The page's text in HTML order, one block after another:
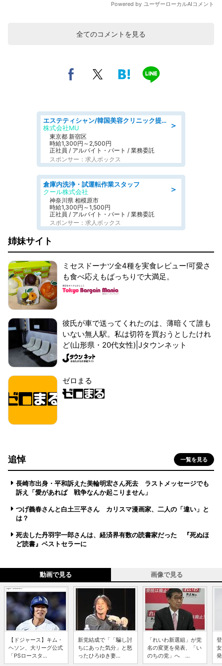
全てのコメントを見る
＞
エステティシャン/韓国美容クリニック提携サロン
株式会社MU
東京都 新宿区
時給1,300円～2,500円
正社員 / アルバイト・パート / 業務委託
スポンサー：求人ボックス
＞
倉庫内洗浄・試運転作業スタッフ
クール株式会社
神奈川県 相模原市
時給1,300円～1,500円
正社員 / アルバイト・パート / 業務委託
スポンサー：求人ボックス
姉妹サイト
ミセスドーナツ全4種を実食レビュー!可愛さ
も食べ応えもばっちりで大満足。
彼氏が車で送ってくれたのは、薄暗くて誰も
いない無人駅。私は切符を買おうとしたけれ
ど(山形県・20代女性)|Jタウンネット
ゼロまる
追悼 一覧を見る
長崎市出身・平和訴えた美輪明宏さん死去 ラストメッセージでも
訴え「愛があれば 戦争なんか起こりません」
つげ義春さんと白土三平さん カリスマ漫画家、二人の「違い」と
は？
死去した丹羽宇一郎さんは、経済界有数の読書家だった 『死ぬほ
ど読書』ベストセラーに
動画で見る 画像で見る
【ドジャース】キム・
ヘソン、大リーグ公式
「PSロースタ...
新党結成で「「騙し討
ちにあった気分」と怒
ったひろゆき妻...
「れいわ新選組」が党
名の変更を発表、「い
のちの党」へ ...